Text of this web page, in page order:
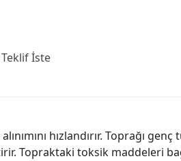
Teklif İste
hızlandırır. Toprağı genç
Topraktaki toksik maddeleri